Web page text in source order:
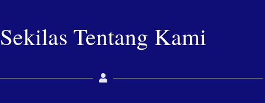
Sekilas Tentang Kami